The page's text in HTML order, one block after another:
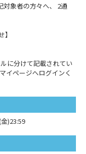
対象者の方々へ、 2通
に分けて記載されてい
イページへログインく
)23:59